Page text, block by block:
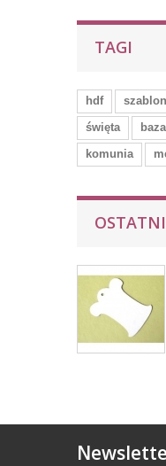
TAGI
hdf szablon
święta
baza
komunia